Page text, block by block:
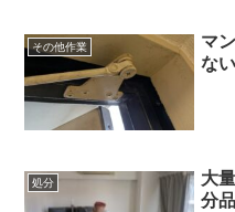
その他作業
マ
な
処分
大
分